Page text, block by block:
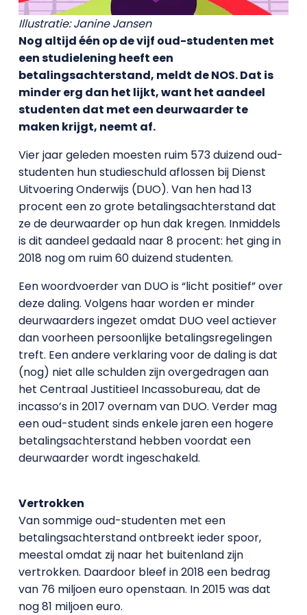
Illustratie: Janine Jansen
Nog altijd één op de vijf oud-studenten met
een studielening heeft een
betalingsachterstand, meldt de NOS. Dat is
minder erg dan het lijkt, want het aandeel
studenten dat met een deurwaarder te
maken krijgt, neemt af.
Vier jaar geleden moesten ruim 573 duizend oud-
studenten hun studieschuld aflossen bij Dienst
Uitvoering Onderwijs (DUO). Van hen had 13
procent een zo grote betalingsachterstand dat
ze de deurwaarder op hun dak kregen. Inmiddels
is dit aandeel gedaald naar 8 procent: het ging in
2018 nog om ruim 60 duizend studenten.
Een woordvoerder van DUO is “licht positief” over
deze daling. Volgens haar worden er minder
deurwaarders ingezet omdat DUO veel actiever
dan voorheen persoonlijke betalingsregelingen
treft. Een andere verklaring voor de daling is dat
(nog) niet alle schulden zijn overgedragen aan
het Centraal Justitieel Incassobureau, dat de
incasso’s in 2017 overnam van DUO. Verder mag
een oud-student sinds enkele jaren een hogere
betalingsachterstand hebben voordat een
deurwaarder wordt ingeschakeld.
Vertrokken
Van sommige oud-studenten met een
betalingsachterstand ontbreekt ieder spoor,
meestal omdat zij naar het buitenland zijn
vertrokken. Daardoor bleef in 2018 een bedrag
van 76 miljoen euro openstaan. In 2015 was dat
nog 81 miljoen euro.